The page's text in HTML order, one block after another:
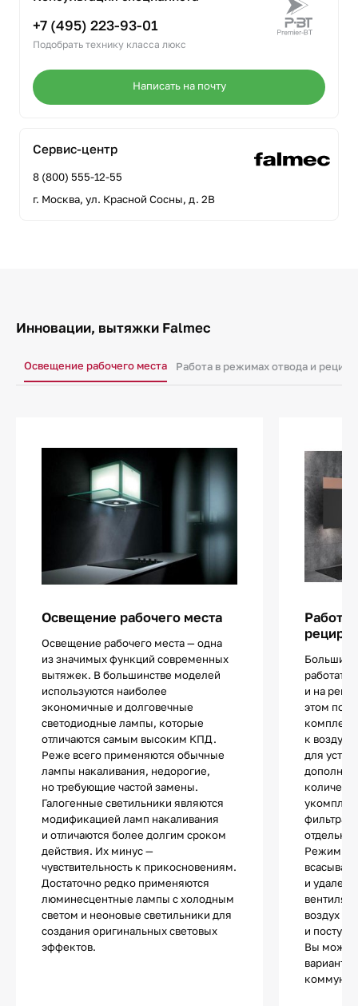
+7 (495) 223-93-01
Подобрать технику класса люкс
Написать на почту
Сервис-центр
8 (800) 555-12-55
г. Москва, ул. Красной Сосны, д. 2В
Инновации, вытяжки Falmec
Освещение рабочего места Работа в режимах отвода и
Освещение рабочего места
Освещение рабочего места — одна
из значимых функций современных
вытяжек. В большинстве моделей
используются наиболее
экономичные и долговечные
светодиодные лампы, которые
отличаются самым высоким КПД.
Реже всего применяются обычные
лампы накаливания, недорогие,
но требующие частой замены.
Галогенные светильники являются
модификацией ламп накаливания
и отличаются более долгим сроком
действия. Их минус —
чувствительность к прикосновениям.
Достаточно редко применяются
люминесцентные лампы с холодным
светом и неоновые светильники для
создания оригинальных световых
эффектов.
Работа
работать
и на
этом по
к
для
отдельно.
Режим
и
воздух
и
Вы
вариант